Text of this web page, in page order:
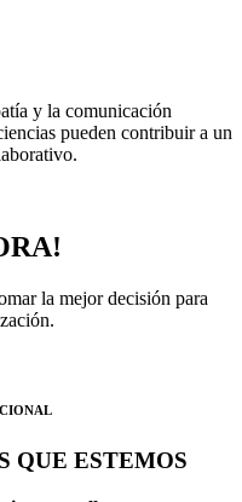
y la comunicación
pueden contribuir a un
la mejor decisión para
QUE ESTEMOS